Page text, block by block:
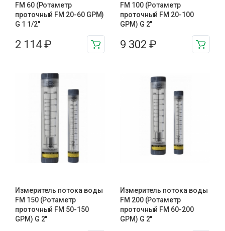
FM 60 (Ротаметр
проточный FM 20-60 GPM)
G 1 1/2″
2 114 ₽
FM 100 (Ротаметр
проточный FM 20-100
GPM) G 2″
9 302 ₽
Измеритель потока воды
FM 150 (Ротаметр
проточный FM 50-150
GPM) G 2″
Измеритель потока воды
FM 200 (Ротаметр
проточный FM 60-200
GPM) G 2″